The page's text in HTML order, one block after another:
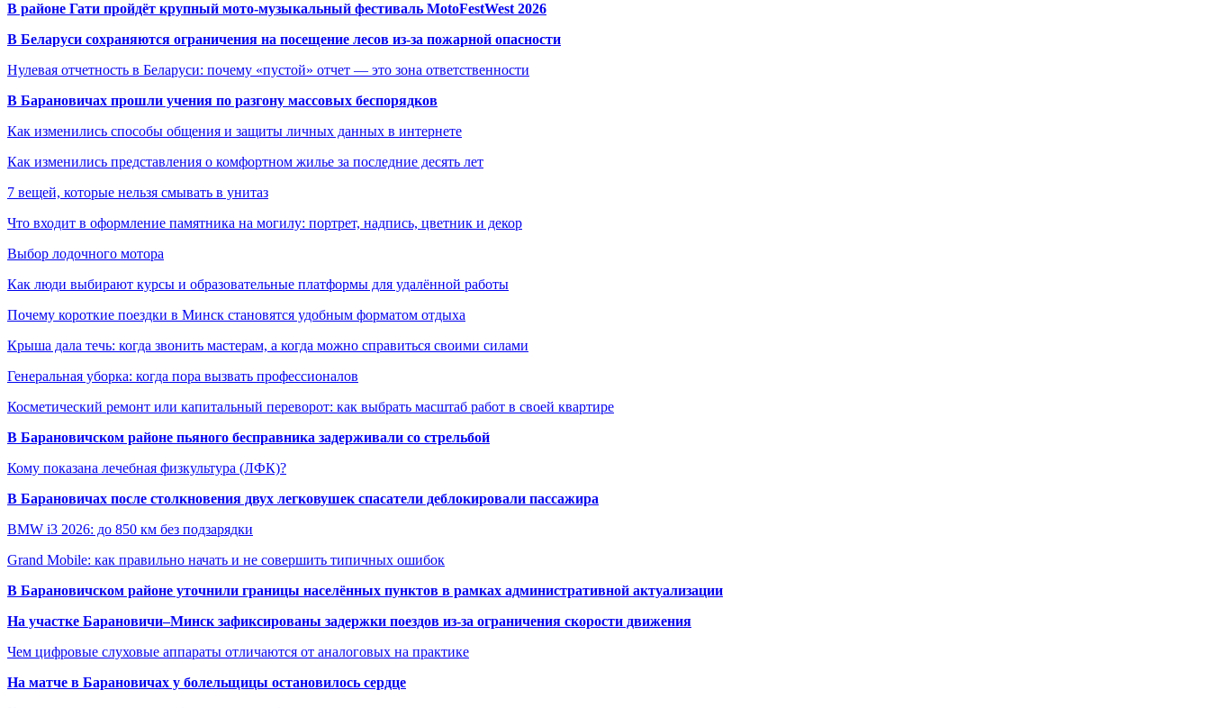
В районе Гати пройдёт крупный мото-музыкальный фестиваль MotoFestWest 2026
В Беларуси сохраняются ограничения на посещение лесов из-за пожарной опасности
Нулевая отчетность в Беларуси: почему «пустой» отчет — это зона ответственности
В Барановичах прошли учения по разгону массовых беспорядков
Как изменились способы общения и защиты личных данных в интернете
Как изменились представления о комфортном жилье за последние десять лет
7 вещей, которые нельзя смывать в унитаз
Что входит в оформление памятника на могилу: портрет, надпись, цветник и декор
Выбор лодочного мотора
Как люди выбирают курсы и образовательные платформы для удалённой работы
Почему короткие поездки в Минск становятся удобным форматом отдыха
Крыша дала течь: когда звонить мастерам, а когда можно справиться своими силами
Генеральная уборка: когда пора вызвать профессионалов
Косметический ремонт или капитальный переворот: как выбрать масштаб работ в своей квартире
В Барановичском районе пьяного бесправника задерживали со стрельбой
Кому показана лечебная физкультура (ЛФК)?
В Барановичах после столкновения двух легковушек спасатели деблокировали пассажира
BMW i3 2026: до 850 км без подзарядки
Grand Mobile: как правильно начать и не совершить типичных ошибок
В Барановичском районе уточнили границы населённых пунктов в рамках административной актуализации
На участке Барановичи–Минск зафиксированы задержки поездов из-за ограничения скорости движения
Чем цифровые слуховые аппараты отличаются от аналоговых на практике
На матче в Барановичах у болельщицы остановилось сердце